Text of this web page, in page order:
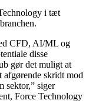
i tæt
CFD, AI/ML og
disse
gør det muligt at
afgørende skridt mod
sektor,” siger
Force Technology